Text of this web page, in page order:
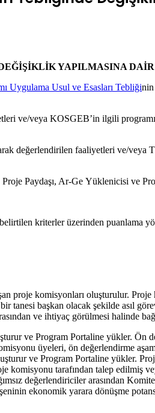
YAPILMASINA
Uygulama Usul ve Esasları Tebliğinin
ve/veya KOSGEB’in ilgili
değerlendirilen faaliyetleri ve/veya
Paydaşı, Ar-Ge Yüklenicisi ve
kriterler üzerinden puanlama
proje komisyonları oluşturulur.
tanesi başkan olacak şekilde asıl
ve ihtiyaç görülmesi halinde
ve Program Portaline yükler. Ön
üyeleri, ön değerlendirme
ve Program Portaline yükler.
komisyonu tarafından talep edilmiş
değerlendiriciler arasından
ekonomik yarara dönüşme